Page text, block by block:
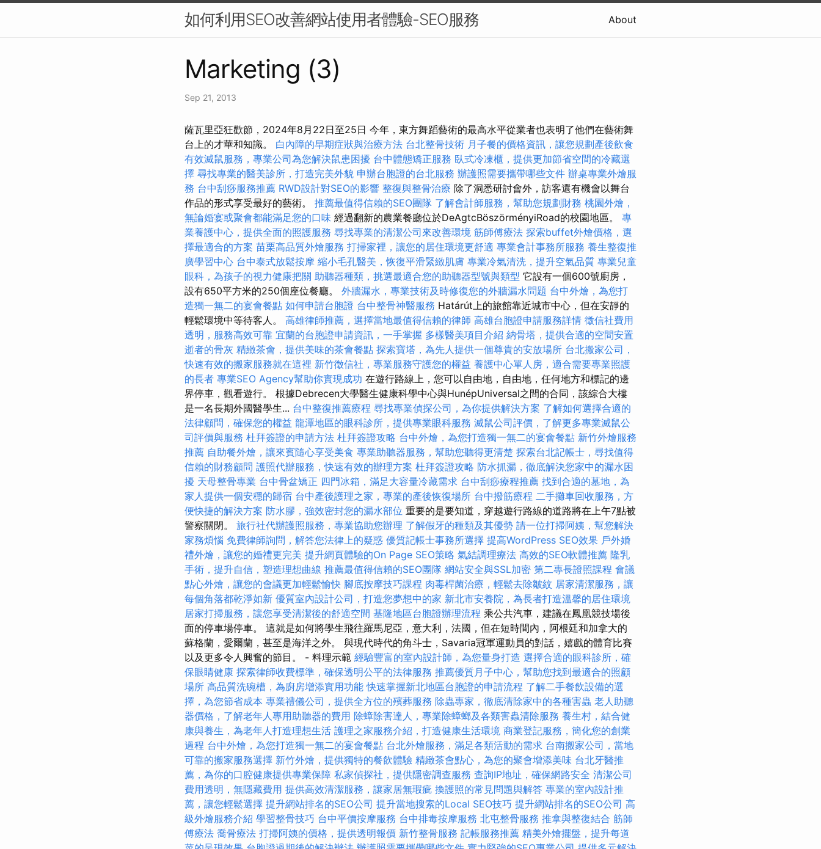
如何利用SEO改善網站使用者體驗-SEO服務 About
Marketing (3)
Sep 21, 2013
薩瓦里亞狂歡節，2024年8月22日至25日 今年，東方舞蹈藝術的最高水平從業者也表明了他們在藝術舞
台上的才華和知識。 白內障的早期症狀與治療方法 台北整骨技術 月子餐的價格資訊，讓您規劃產後飲食
有效滅鼠服務，專業公司為您解決鼠患困擾 台中體態矯正服務 臥式冷凍櫃，提供更加節省空間的冷藏選
擇 尋找專業的醫美診所，打造完美外貌 申辦台胞證的台北服務 辦護照需要攜帶哪些文件 辦桌專業外燴服
務 台中刮痧服務推薦 RWD設計對SEO的影響 整復與整骨治療 除了洞悉研討會外，訪客還有機會以舞台
作品的形式享受最好的藝術。 推薦最值得信賴的SEO團隊 了解會計師服務，幫助您規劃財務 桃園外燴，
無論婚宴或聚會都能滿足您的口味 經過翻新的農業餐廳位於DeAgtcBöszörményiRoad的校園地區。 專
業養護中心，提供全面的照護服務 尋找專業的清潔公司來改善環境 筋師傅療法 探索buffet外燴價格，選
擇最適合的方案 苗栗高品質外燴服務 打掃家裡，讓您的居住環境更舒適 專業會計事務所服務 養生整復推
廣學習中心 台中泰式放鬆按摩 縮小毛孔醫美，恢復平滑緊緻肌膚 專業冷氣清洗，提升空氣品質 專業兒童
眼科，為孩子的視力健康把關 助聽器種類，挑選最適合您的助聽器型號與類型 它設有一個600號廚房，
設有650平方米的250個座位餐廳。 外牆漏水，專業技術及時修復您的外牆漏水問題 台中外燴，為您打
造獨一無二的宴會餐點 如何申請台胞證 台中整骨神醫服務 Határút上的旅館靠近城市中心，但在安靜的
輕鬆環境中等待客人。 高雄律師推薦，選擇當地最值得信賴的律師 高雄台胞證申請服務詳情 徵信社費用
透明，服務高效可靠 宜蘭的台胞證申請資訊，一手掌握 多樣醫美項目介紹 納骨塔，提供合適的空間安置
逝者的骨灰 精緻茶會，提供美味的茶會餐點 探索寶塔，為先人提供一個尊貴的安放場所 台北搬家公司，
快速有效的搬家服務就在這裡 新竹徵信社，專業服務守護您的權益 養護中心單人房，適合需要專業照護
的長者 專業SEO Agency幫助你實現成功 在遊行路線上，您可以自由地，自由地，任何地方和標記的邊
界停車，觀看遊行。 根據Debrecen大學醫生健康科學中心與HunépUniversal之間的合同，該綜合大樓
是一名長期外國醫學生... 台中整復推薦療程 尋找專業偵探公司，為你提供解決方案 了解如何選擇合適的
法律顧問，確保您的權益 龍潭地區的眼科診所，提供專業眼科服務 滅鼠公司評價，了解更多專業滅鼠公
司評價與服務 杜拜簽證的申請方法 杜拜簽證攻略 台中外燴，為您打造獨一無二的宴會餐點 新竹外燴服務
推薦 自助餐外燴，讓來賓隨心享受美食 專業助聽器服務，幫助您聽得更清楚 探索台北記帳士，尋找值得
信賴的財務顧問 護照代辦服務，快速有效的辦理方案 杜拜簽證攻略 防水抓漏，徹底解決您家中的漏水困
擾 天母整骨專業 台中骨盆矯正 四門冰箱，滿足大容量冷藏需求 台中刮痧療程推薦 找到合適的墓地，為
家人提供一個安穩的歸宿 台中產後護理之家，專業的產後恢復場所 台中撥筋療程 二手攤車回收服務，方
便快捷的解決方案 防水膠，強效密封您的漏水部位 重要的是要知道，穿越遊行路線的道路將在上午7點被
警察關閉。 旅行社代辦護照服務，專業協助您辦理 了解假牙的種類及其優勢 請一位打掃阿姨，幫您解決
家務煩惱 免費律師詢問，解答您法律上的疑惑 優質記帳士事務所選擇 提高WordPress SEO效果 戶外婚
禮外燴，讓您的婚禮更完美 提升網頁體驗的On Page SEO策略 氣結調理療法 高效的SEO軟體推薦 隆乳
手術，提升自信，塑造理想曲線 推薦最值得信賴的SEO團隊 網站安全與SSL加密 第二專長證照課程 會議
點心外燴，讓您的會議更加輕鬆愉快 腳底按摩技巧課程 肉毒桿菌治療，輕鬆去除皺紋 居家清潔服務，讓
每個角落都乾淨如新 優質室內設計公司，打造您夢想中的家 新北市安養院，為長者打造溫馨的居住環境
居家打掃服務，讓您享受清潔後的舒適空間 基隆地區台胞證辦理流程 乘公共汽車，建議在鳳凰競技場後
面的停車場停車。 這就是如何將學生飛往羅馬尼亞，意大利，法國，但在短時間內，阿根廷和加拿大的
蘇格蘭，愛爾蘭，甚至是海洋之外。 與現代時代的角斗士，Savaria冠軍運動員的對話，嬉戲的體育比賽
以及更多令人興奮的節目。 - 料理示範 經驗豐富的室內設計師，為您量身打造 選擇合適的眼科診所，確
保眼睛健康 探索律師收費標準，確保透明公平的法律服務 推薦優質月子中心，幫助您找到最適合的照顧
場所 高品質洗碗槽，為廚房增添實用功能 快速掌握新北地區台胞證的申請流程 了解二手餐飲設備的選
擇，為您節省成本 專業禮儀公司，提供全方位的殯葬服務 除蟲專家，徹底清除家中的各種害蟲 老人助聽
器價格，了解老年人專用助聽器的費用 除蟑除害達人，專業除蟑螂及各類害蟲清除服務 養生村，結合健
康與養生，為老年人打造理想生活 護理之家服務介紹，打造健康生活環境 商業登記服務，簡化您的創業
過程 台中外燴，為您打造獨一無二的宴會餐點 台北外燴服務，滿足各類活動的需求 台南搬家公司，當地
可靠的搬家服務選擇 新竹外燴，提供獨特的餐飲體驗 精緻茶會點心，為您的聚會增添美味 台北牙醫推
薦，為你的口腔健康提供專業保障 私家偵探社，提供隱密調查服務 查詢IP地址，確保網路安全 清潔公司
費用透明，無隱藏費用 提供高效清潔服務，讓家居無瑕疵 換護照的常見問題與解答 專業的室內設計推
薦，讓您輕鬆選擇 提升網站排名的SEO公司 提升當地搜索的Local SEO技巧 提升網站排名的SEO公司 高
級外燴服務介紹 學習整骨技巧 台中平價按摩服務 台中排毒按摩服務 北屯整骨服務 推拿與整復結合 筋師
傅療法 喬骨療法 打掃阿姨的價格，提供透明報價 新竹整骨服務 記帳服務推薦 精美外燴擺盤，提升每道